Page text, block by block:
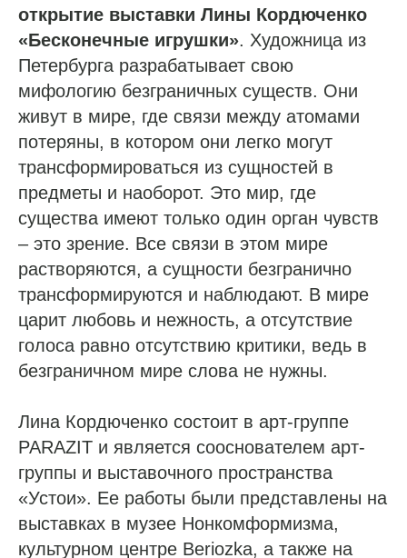
открытие выставки Лины Кордюченко
«Бесконечные игрушки». Художница из
Петербурга разрабатывает свою
мифологию безграничных существ. Они
живут в мире, где связи между атомами
потеряны, в котором они легко могут
трансформироваться из сущностей в
предметы и наоборот. Это мир, где
существа имеют только один орган чувств
– это зрение. Все связи в этом мире
растворяются, а сущности безгранично
трансформируются и наблюдают. В мире
царит любовь и нежность, а отсутствие
голоса равно отсутствию критики, ведь в
безграничном мире слова не нужны.
Лина Кордюченко состоит в арт-группе
PARAZIT и является сооснователем арт-
группы и выставочного пространства
«Устои». Ее работы были представлены на
выставках в музее Нонкомформизма,
культурном центре Beriozka, а также на